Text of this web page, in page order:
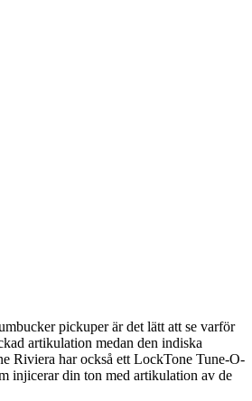
pickuper är det lätt att se varför
artikulation medan den indiska
Riviera har också ett LockTone Tune-O-
injicerar din ton med artikulation av de